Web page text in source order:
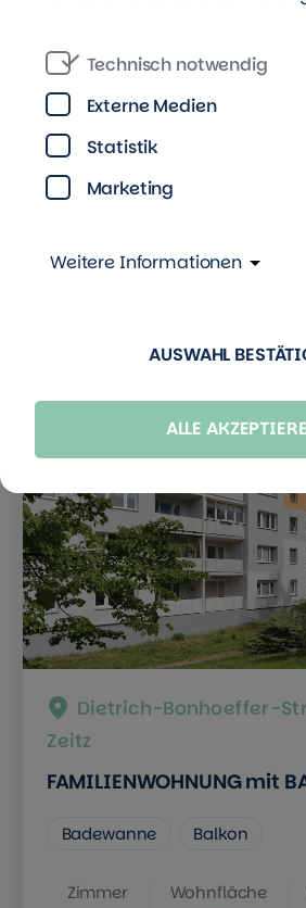
FRISCH RENOVIERT und
Badewanne
Zimmer Wohnfläche
Dietrich-Bonhoeffer-
Zeitz
FAMILIENWOHNUNG mit
Badewanne Balkon
Zimmer Wohnfläche
Technisch notwendig
Externe Medien
Statistik
Marketing
Weitere Informationen
AUSWAHL
ALLE